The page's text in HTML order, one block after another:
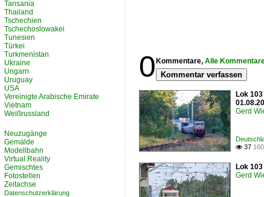
0 Kommentare, Alle
Kommentar verfassen
Lok
Gerd
 37
Lok
Gerd
Tansania
Thailand
Tschechien
Tschechoslowakei
Tunesien
Türkei
Turkmenistan
Ukraine
Ungarn
Uruguay
USA
Vereinigte Arabische Emirate
Vietnam
Weißrussland
Neuzugänge
Gemälde
Modellbahn
Virtual Reality
Gemischtes
Fotostellen
Zeitachse
Datenschutzerklärung